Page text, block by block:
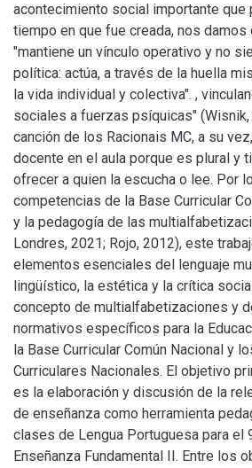
acontecimiento social importante que
tiempo en que fue creada, nos damos
"mantiene un vínculo operativo y no
política: actúa, a través de la huella
la vida individual y colectiva". ,
sociales a fuerzas psíquicas" (Wisnik,
canción de los Racionais MC, a su
docente en el aula porque es plural y
ofrecer a quien la escucha o lee. Por
competencias de la Base Curricular
y la pedagogía de las
Londres, 2021; Rojo, 2012), este
elementos esenciales del lenguaje
lingüístico, la estética y la crítica
concepto de multialfabetizaciones y
normativos específicos para la
la Base Curricular Común Nacional y
Curriculares Nacionales. El objetivo
es la elaboración y discusión de la
de enseñanza como herramienta
clases de Lengua Portuguesa para el
Enseñanza Fundamental II. Entre los